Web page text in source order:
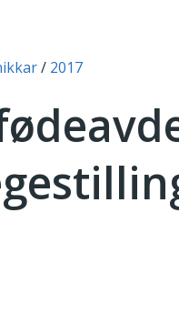
2017